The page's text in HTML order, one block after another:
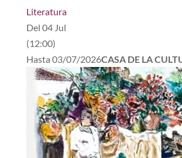
Literatura
Del 04 Jul
(12:00)
Hasta 03/07/2026CASA DE LA